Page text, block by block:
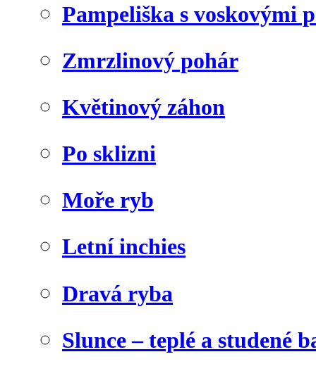
Pampeliška s voskovými
Zmrzlinový pohár
Květinový záhon
Po sklizni
Moře ryb
Letní inchies
Dravá ryba
Slunce – teplé a studené